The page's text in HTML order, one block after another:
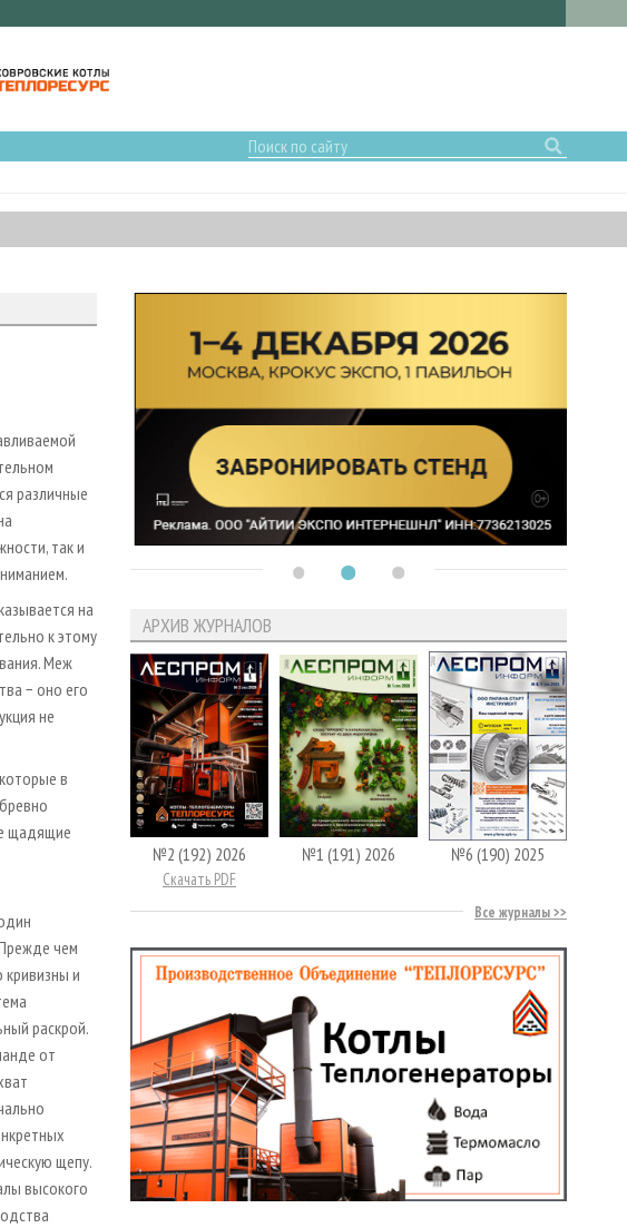
различные
так и
на
к этому
Меж
− оно его
не
в
щадящие
чем
и
раскрой.
от
щепу.
высокого
АРХИВ ЖУРНАЛОВ
№2 (192) 2026
Скачать PDF
№1 (191) 2026 №6 (190) 2025
Все журналы